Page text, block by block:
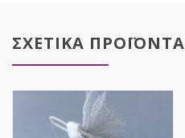
ΣΧΕΤΙΚΑ ΠΡΟΪΟΝΤΑ